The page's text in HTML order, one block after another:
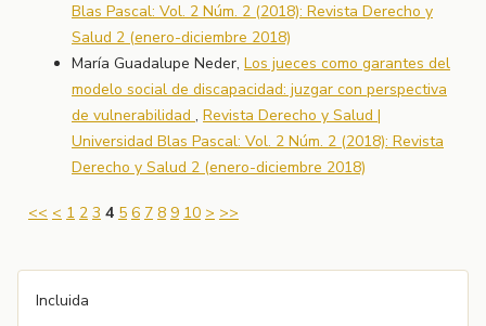
Blas Pascal: Vol. 2 Núm. 2 (2018): Revista Derecho y
Salud 2 (enero-diciembre 2018)
María Guadalupe Neder, Los jueces como garantes del
modelo social de discapacidad: juzgar con perspectiva
de vulnerabilidad , Revista Derecho y Salud |
Universidad Blas Pascal: Vol. 2 Núm. 2 (2018): Revista
Derecho y Salud 2 (enero-diciembre 2018)
<< < 1 2 3 4 5 6 7 8 9 10 > >>
Incluida